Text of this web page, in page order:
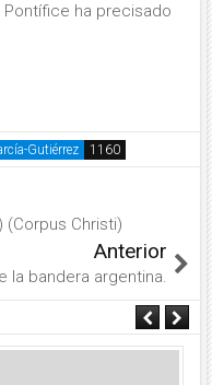
Pontífice ha precisado
Gutiérrez
(Corpus Christi)
Anterior
la bandera argentina.